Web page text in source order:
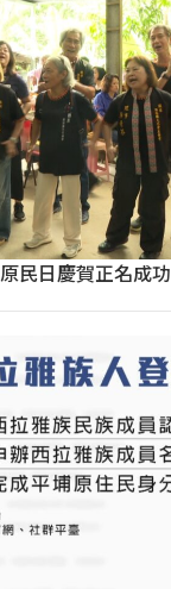
民日慶賀正名成功